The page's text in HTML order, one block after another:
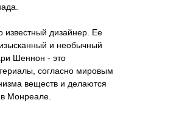
дизайнер. Ее
и необычный
Шеннон - это
согласно мировым
веществ и делаются
в Монреале.